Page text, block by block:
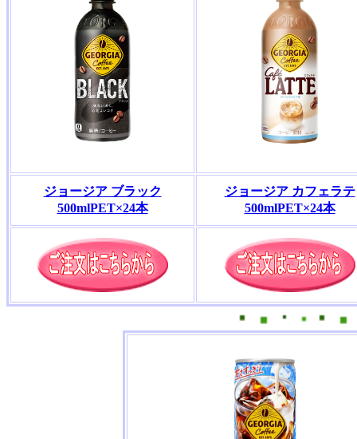
ジョージア ブラック
500mlPET×24本
ジョージア カフェラテ
500mlPET×24本